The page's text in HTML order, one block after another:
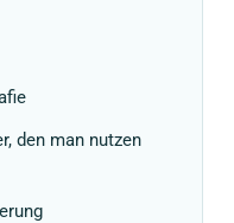
den man nutzen